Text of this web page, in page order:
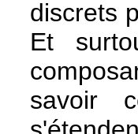
discrets
Et
savoir